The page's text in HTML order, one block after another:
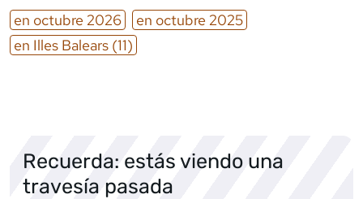
en octubre 2026 en octubre 2025
en Illes Balears (11)
Recuerda: estás viendo una
travesía pasada